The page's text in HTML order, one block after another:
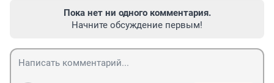
Пока нет ни одного комментария.
Начните обсуждение первым!